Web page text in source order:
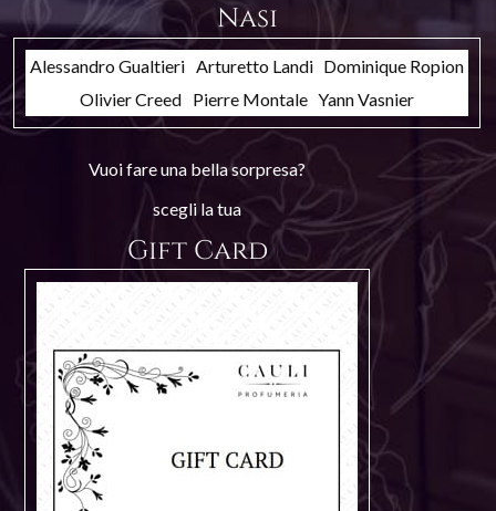
Nasi
Alessandro Gualtieri Arturetto Landi Dominique Ropion
Olivier Creed Pierre Montale Yann Vasnier
Vuoi fare una bella sorpresa?
scegli la tua
Gift Card